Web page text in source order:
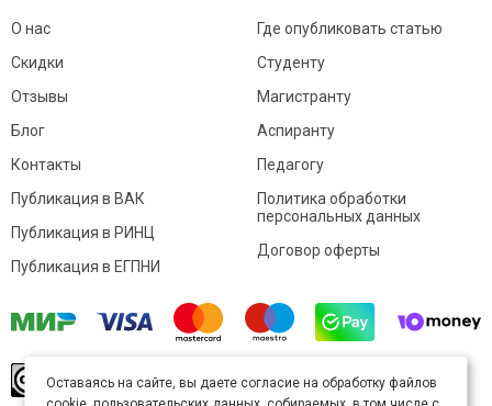
О нас
Скидки
Отзывы
Блог
Контакты
Где опубликовать статью
Студенту
Магистранту
Аспиранту
Педагогу
Публикация в ВАК
Публикация в РИНЦ
Публикация в ЕГПНИ
Политика обработки
персональных данных
Договор оферты
произведение доступно полицензии Creative
Оставаясь на сайте, вы даете согласие на обработку файлов